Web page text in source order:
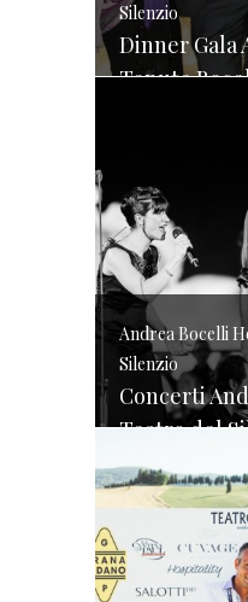
Silenzio
Tenute
Andrea Bocelli
Silenzio
Concerti
Teatro del